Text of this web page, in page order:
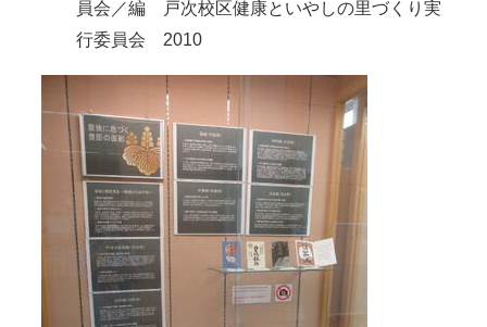
員会／編 戸次校区健康といやしの里づくり実
行委員会 2010